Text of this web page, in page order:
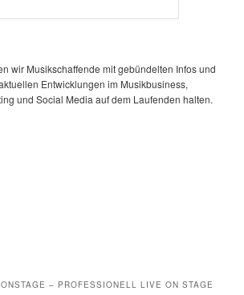
wir Musikschaffende mit gebündelten Infos und
Entwicklungen im Musikbusiness,
und Social Media auf dem Laufenden halten.
– PROFESSIONELL LIVE ON STAGE